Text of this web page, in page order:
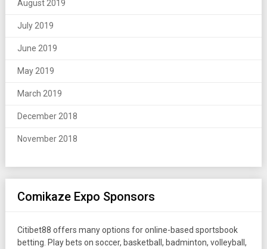
August 2019
July 2019
June 2019
May 2019
March 2019
December 2018
November 2018
Comikaze Expo Sponsors
Citibet88 offers many options for online-based sportsbook
betting. Play bets on soccer, basketball, badminton, volleyball,